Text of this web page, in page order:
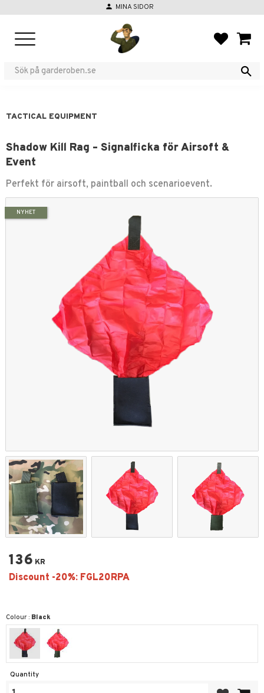
person MINA SIDOR
TACTICAL EQUIPMENT
Shadow Kill Rag – Signalficka för Airsoft &
Event
Perfekt för airsoft, paintball och scenarioevent.
NYHET
136 KR
Colour : Black
Quantity